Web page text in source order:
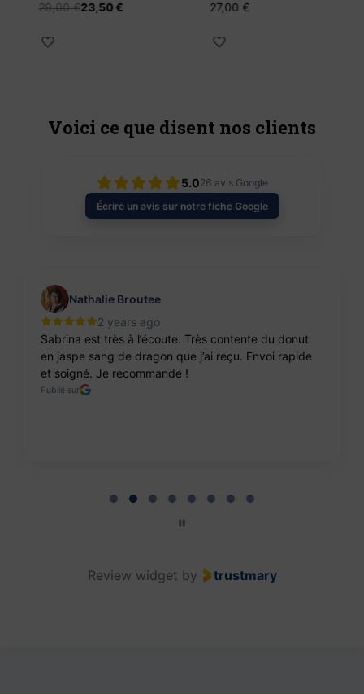
29,00€23,50€ 27,00€
Voici ce que disent nos clients
5.026 avis Google
Écrire un avis sur notre fiche Google
Nathalie Broutee
2 years ago
Sabrina est très à l’écoute. Très contente du donut
en jaspe sang de dragon que j’ai reçu. Envoi rapide
et soigné. Je recommande !
Publié sur
Review widget by trustmary